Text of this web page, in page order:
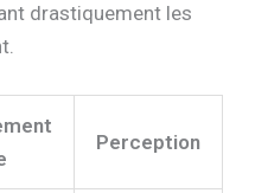
drastiquement les
Perception